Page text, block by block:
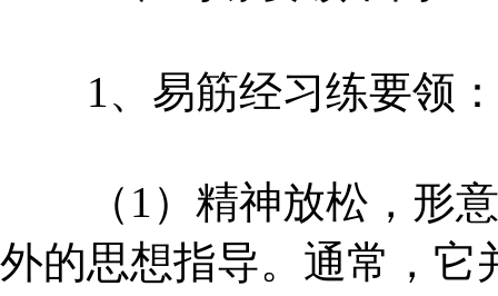
1、易筋经习练要领：
（1）精神放松，形意
外的思想指导。通常，它